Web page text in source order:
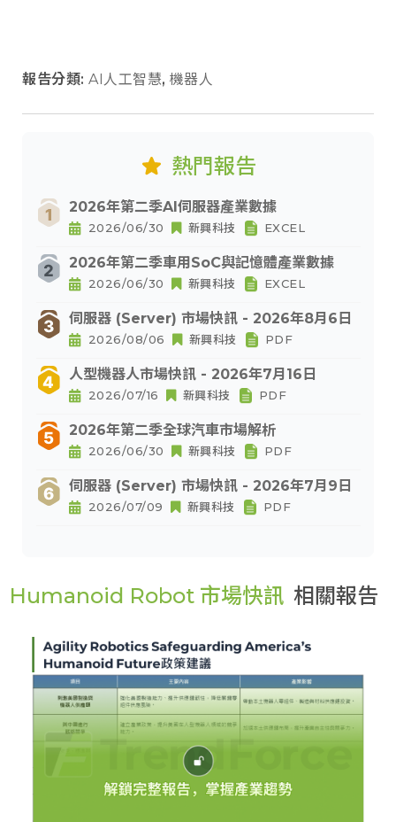
報告分類: AI人工智慧, 機器人
熱門報告
2026年第二季AI伺服器產業數據
2026/06/30 新興科技 EXCEL
2026年第二季車用SoC與記憶體產業數據
2026/06/30 新興科技 EXCEL
伺服器 (Server) 市場快訊 - 2026年8月6日
2026/08/06 新興科技 PDF
人型機器人市場快訊 - 2026年7月16日
2026/07/16 新興科技 PDF
2026年第二季全球汽車市場解析
2026/06/30 新興科技 PDF
伺服器 (Server) 市場快訊 - 2026年7月9日
2026/07/09 新興科技 PDF
Humanoid Robot 市場快訊 相關報告